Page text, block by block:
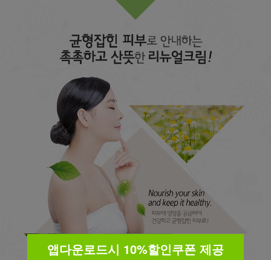
앱다운로드시 10%할인쿠폰 제공